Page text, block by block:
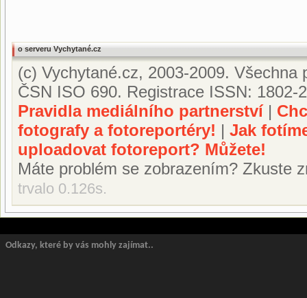
o serveru Vychytané.cz
(c) Vychytané.cz, 2003-2009.
ČSN ISO 690. Registrace ISSN: 1802-
Pravidla mediálního partnerství|
fotografy a fotoreportéry! | Jak
uploadovat fotoreport? Můžete!
Máte problém se zobrazením? Zkuste
trvalo 0.126s.
Odkazy, které by vás mohly zajímat..